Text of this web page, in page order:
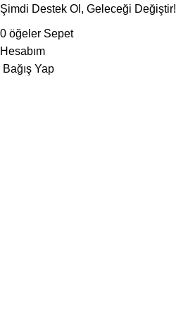
Şimdi Destek Ol, Geleceği Değiştir!
0 öğeler Sepet
Hesabım
Bağış Yap